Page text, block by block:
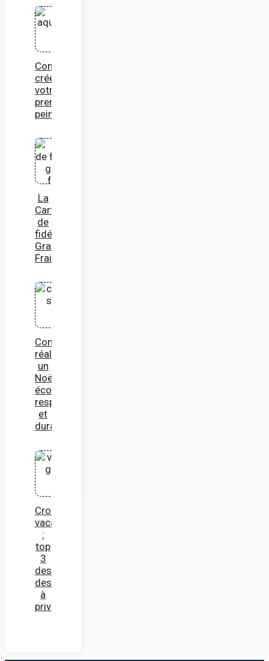
Comment
créer
votre
première
peinture
La
Carte
de
fidélité
Grand
Frais
Comment
réaliser
un
Noël
éco
responsable
et
durable
Croisière
vacances
:
top
3
des
destinations
à
privilégier